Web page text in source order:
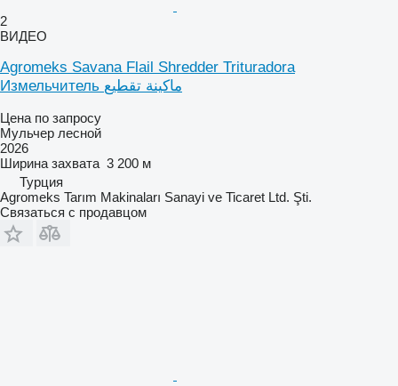
2
ВИДЕО
Agromeks Savana Flail Shredder Trituradora
Измельчитель ماكينة تقطيع
Цена по запросу
Мульчер лесной
2026
Ширина захвата 3 200 м
Турция
Agromeks Tarım Makinaları Sanayi ve Ticaret Ltd. Şti.
Связаться с продавцом